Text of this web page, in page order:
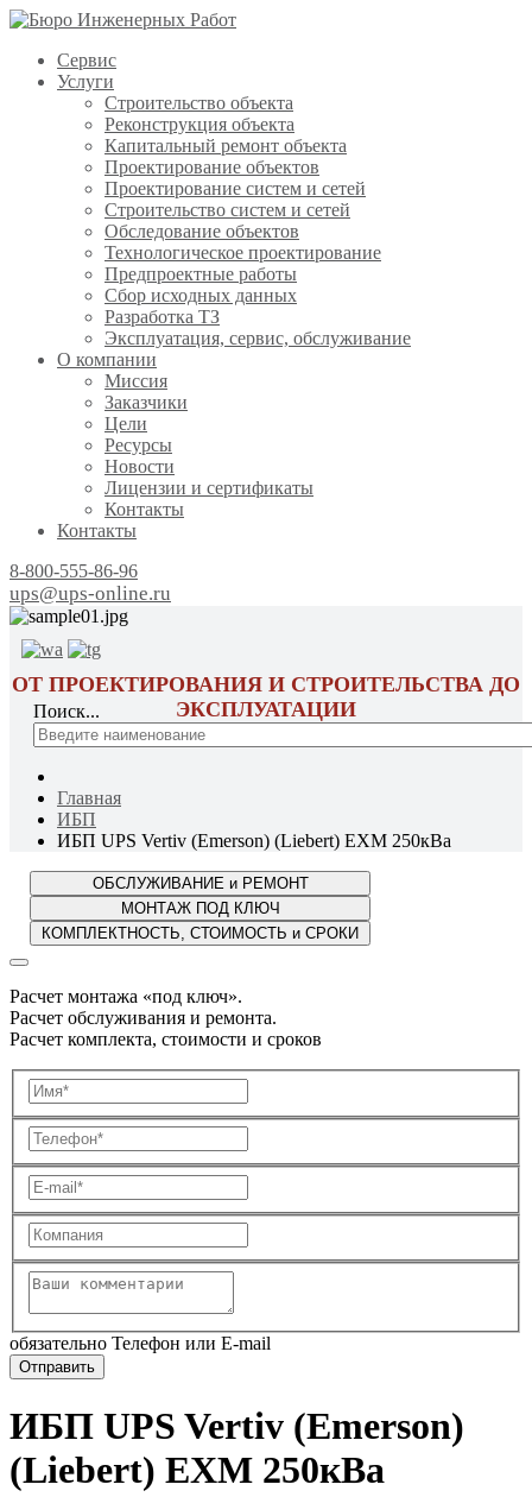
Сервис
Услуги
Строительство объекта
Реконструкция объекта
Капитальный ремонт объекта
Проектирование объектов
Проектирование систем и сетей
Строительство систем и сетей
Обследование объектов
Технологическое проектирование
Предпроектные работы
Сбор исходных данных
Разработка ТЗ
Эксплуатация, сервис, обслуживание
О компании
Миссия
Заказчики
Цели
Ресурсы
Новости
Лицензии и сертификаты
Контакты
Контакты
8-800-555-86-96
ups@ups-online.ru
ОТ ПРОЕКТИРОВАНИЯ И СТРОИТЕЛЬСТВА ДО
ЭКСПЛУАТАЦИИ
Поиск...
Главная
ИБП
ИБП UPS Vertiv (Emerson) (Liebert) EXM 250кВа
Расчет монтажа «под ключ».
Расчет обслуживания и ремонта.
Расчет комплекта, стоимости и сроков
обязательно Телефон или E-mail
ИБП UPS Vertiv (Emerson)
(Liebert) EXM 250кВа